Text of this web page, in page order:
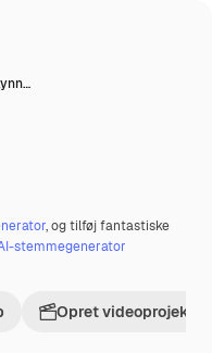
, og tilføj fantastiske
stemmegenerator
Opret videoprojekt